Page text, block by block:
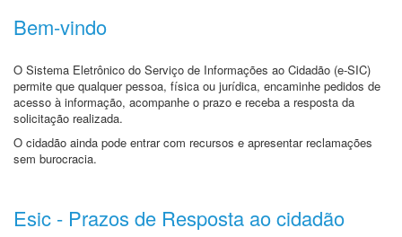
Bem-vindo
O Sistema Eletrônico do Serviço de Informações ao Cidadão (e-SIC)
permite que qualquer pessoa, física ou jurídica, encaminhe pedidos de
acesso à informação, acompanhe o prazo e receba a resposta da
solicitação realizada.
O cidadão ainda pode entrar com recursos e apresentar reclamações
sem burocracia.
Esic - Prazos de Resposta ao cidadão